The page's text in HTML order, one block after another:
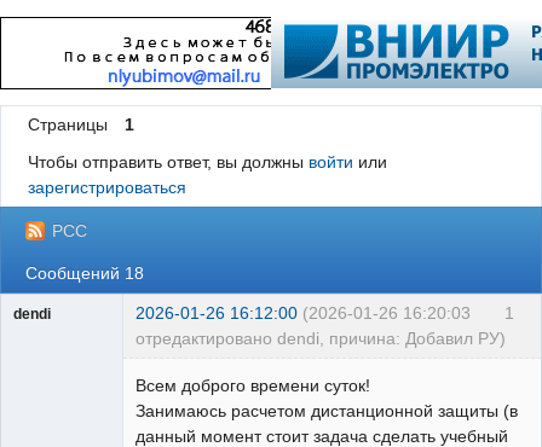
Страницы
1
Чтобы отправить ответ, вы должны войти или
зарегистрироваться
РСС
Сообщений 18
1
dendi 2026-01-26 16:12:00 (2026-01-26 16:20:03
отредактировано dendi, причина: Добавил РУ)
Всем доброго времени суток!
Занимаюсь расчетом дистанционной защиты (в
данный момент стоит задача сделать учебный